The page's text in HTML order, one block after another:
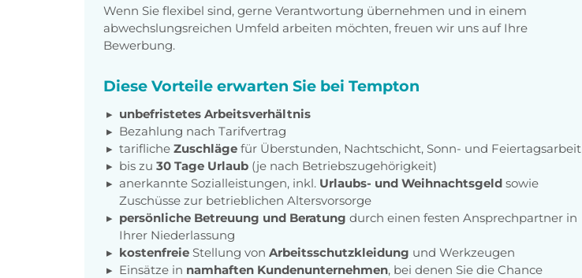
Wenn Sie flexibel sind, gerne Verantwortung übernehmen und in einem
abwechslungsreichen Umfeld arbeiten möchten, freuen wir uns auf Ihre
Bewerbung.
Diese Vorteile erwarten Sie bei Tempton
unbefristetes Arbeitsverhältnis
Bezahlung nach Tarifvertrag
tarifliche Zuschläge für Überstunden, Nachtschicht, Sonn- und Feiertagsarbeit
bis zu 30 Tage Urlaub (je nach Betriebszugehörigkeit)
anerkannte Sozialleistungen, inkl. Urlaubs- und Weihnachtsgeld sowie
Zuschüsse zur betrieblichen Altersvorsorge
persönliche Betreuung und Beratung durch einen festen Ansprechpartner in
Ihrer Niederlassung
kostenfreie Stellung von Arbeitsschutzkleidung und Werkzeugen
Einsätze in namhaften Kundenunternehmen, bei denen Sie die Chance